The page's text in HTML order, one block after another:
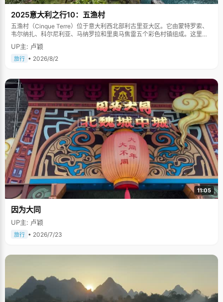
2025意大利之行10：五渔村
五渔村（Cinque Terre）位于意大利西北部利古里亚大区。它由蒙特罗索、
韦尔纳扎、科尔尼利亚、马纳罗拉和里奥马焦雷五个彩色村镇组成。这里依
山傍海，房屋色彩斑斓，1997年被列为世界文化遗产。
UP主: 卢颖
旅行 • 2026/8/2
11:05
因为大同
UP主: 卢颖
旅行 • 2026/7/23